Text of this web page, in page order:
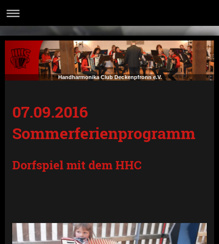
Handharmonika Club Deckenpfronn e.V.
07.09.2016
Sommerferienprogramm
Dorfspiel mit dem HHC